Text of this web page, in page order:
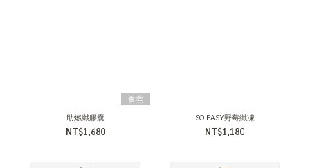
售完
助燃纖膠囊
NT$1,680
SO EASY野莓纖凍
NT$1,180